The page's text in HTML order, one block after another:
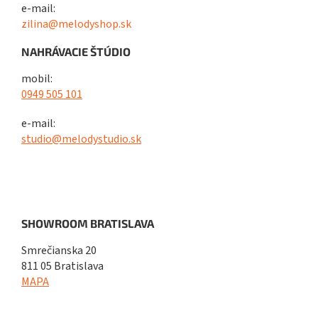
e-mail:
zilina@melodyshop.sk
NAHRÁVACIE ŠTÚDIO
mobil:
0949 505 101
e-mail:
studio@melodystudio.sk
SHOWROOM BRATISLAVA
Smrečianska 20
811 05 Bratislava
MAPA